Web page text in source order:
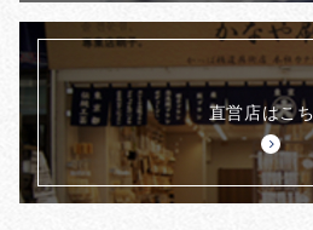
直営店はこ